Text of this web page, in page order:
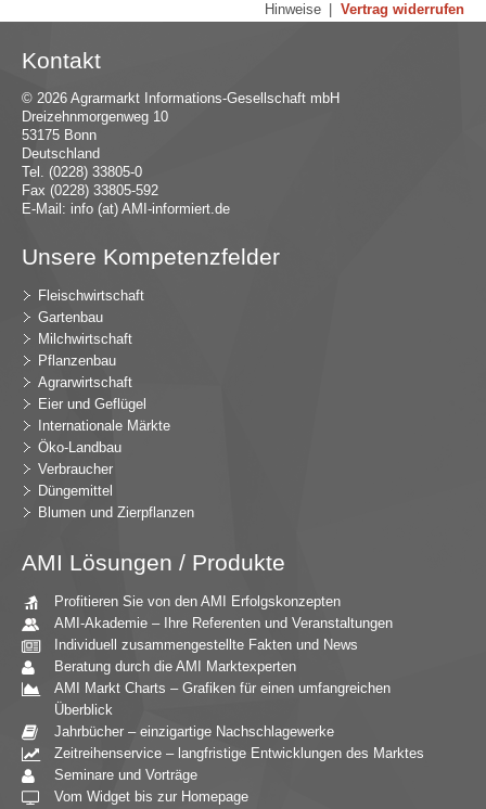
Hinweise
Vertrag widerrufen
Kontakt
© 2026 Agrarmarkt Informations-Gesellschaft mbH
Dreizehnmorgenweg 10
53175 Bonn
Deutschland
Tel. (0228) 33805-0
Fax (0228) 33805-592
E-Mail: info (at) AMI-informiert.de
Unsere Kompetenzfelder
Fleischwirtschaft
Gartenbau
Milchwirtschaft
Pflanzenbau
Agrarwirtschaft
Eier und Geflügel
Internationale Märkte
Öko-Landbau
Verbraucher
Düngemittel
Blumen und Zierpflanzen
AMI Lösungen / Produkte
Profitieren Sie von den AMI Erfolgskonzepten
AMI-Akademie – Ihre Referenten und Veranstaltungen
Individuell zusammengestellte Fakten und News
Beratung durch die AMI Marktexperten
AMI Markt Charts – Grafiken für einen umfangreichen
Überblick
Jahrbücher – einzigartige Nachschlagewerke
Zeitreihenservice – langfristige Entwicklungen des Marktes
Seminare und Vorträge
Vom Widget bis zur Homepage